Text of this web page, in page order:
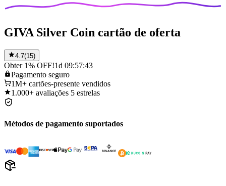
GIVA Silver Coin cartão de oferta
4.7(15)
Obter 1% OFF!1d 09:57:43
Pagamento seguro
1M+ cartões-presente vendidos
1.000+ avaliações 5 estrelas
Métodos de pagamento suportados